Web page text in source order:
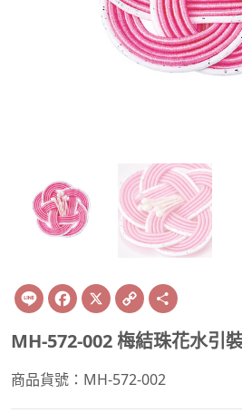
Line Facebook
X Copy
Link
MH-572-002 梅結珠花水引
商品貨號：MH-572-002